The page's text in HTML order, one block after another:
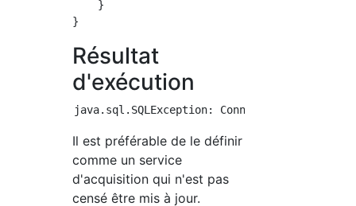
    }
Résultat
d'exécution
Il est préférable de le définir
comme un service
d'acquisition qui n'est pas
censé être mis à jour.